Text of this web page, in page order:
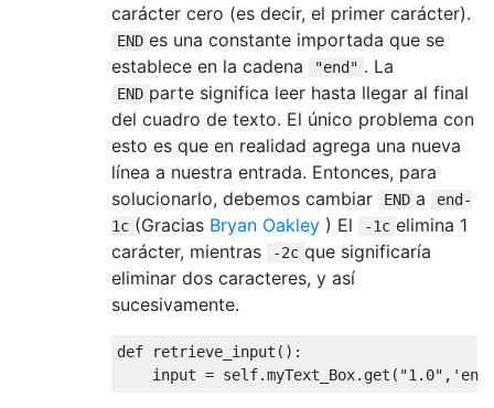
carácter cero (es decir, el primer carácter).
END es una constante importada que se
establece en la cadena
"end" . La
END parte significa leer hasta llegar al final
del cuadro de texto. El único problema con
esto es que en realidad agrega una nueva
línea a nuestra entrada. Entonces, para
solucionarlo, debemos cambiar
END a
end-
1c (Gracias Bryan Oakley ) El -1c elimina 1
carácter, mientras
-2c que significaría
eliminar dos caracteres, y así
sucesivamente.
def retrieve_input ():
    input
= self.myText_Box. get ( "1.0" ,